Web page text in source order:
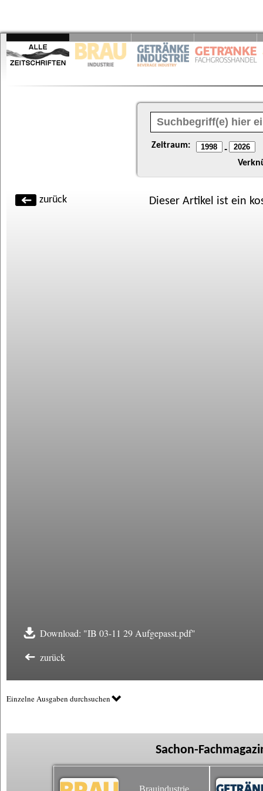
Zeitraum: -
zurück Dieser Artikel ist ein
Download: "IB 03-11 29 Aufgepasst.pdf"
zurück
Einzelne Ausgaben durchsuchen
Sachon-
Brauindustrie